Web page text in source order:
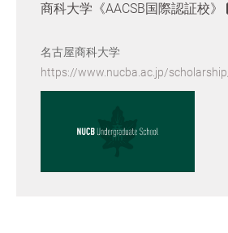
商科大学《AACSB国際認証校》
名古屋商科大学
https://www.nucba.ac.jp/